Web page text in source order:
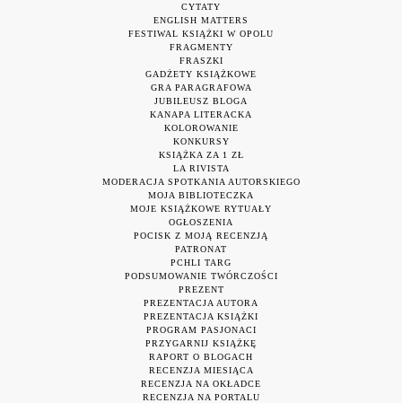
CYTATY
ENGLISH MATTERS
FESTIWAL KSIĄŻKI W OPOLU
FRAGMENTY
FRASZKI
GADŻETY KSIĄŻKOWE
GRA PARAGRAFOWA
JUBILEUSZ BLOGA
KANAPA LITERACKA
KOLOROWANIE
KONKURSY
KSIĄŻKA ZA 1 ZŁ
LA RIVISTA
MODERACJA SPOTKANIA AUTORSKIEGO
MOJA BIBLIOTECZKA
MOJE KSIĄŻKOWE RYTUAŁY
OGŁOSZENIA
POCISK Z MOJĄ RECENZJĄ
PATRONAT
PCHLI TARG
PODSUMOWANIE TWÓRCZOŚCI
PREZENT
PREZENTACJA AUTORA
PREZENTACJA KSIĄŻKI
PROGRAM PASJONACI
PRZYGARNIJ KSIĄŻKĘ
RAPORT O BLOGACH
RECENZJA MIESIĄCA
RECENZJA NA OKŁADCE
RECENZJA NA PORTALU